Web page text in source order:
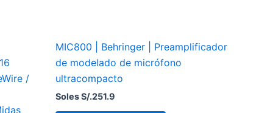
/
MIC800 | Behringer | Preamplificador
de modelado de micrófono
ultracompacto
Soles S/.251.9